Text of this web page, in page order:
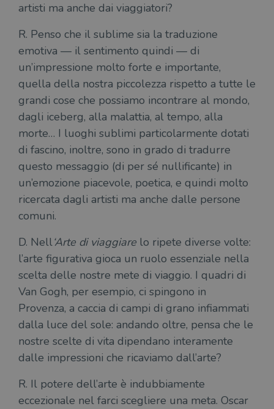
artisti ma anche dai viaggiatori?
R. Penso che il sublime sia la traduzione
emotiva — il sentimento quindi — di
un’impressione molto forte e importante,
quella della nostra piccolezza rispetto a tutte le
grandi cose che possiamo incontrare al mondo,
dagli iceberg, alla malattia, al tempo, alla
morte… I luoghi sublimi particolarmente dotati
di fascino, inoltre, sono in grado di tradurre
questo messaggio (di per sé nullificante) in
un’emozione piacevole, poetica, e quindi molto
ricercata dagli artisti ma anche dalle persone
comuni.
D. Nell‘Arte di viaggiare lo ripete diverse volte:
l’arte figurativa gioca un ruolo essenziale nella
scelta delle nostre mete di viaggio. I quadri di
Van Gogh, per esempio, ci spingono in
Provenza, a caccia di campi di grano infiammati
dalla luce del sole: andando oltre, pensa che le
nostre scelte di vita dipendano interamente
dalle impressioni che ricaviamo dall’arte?
R. Il potere dell’arte è indubbiamente
eccezionale nel farci scegliere una meta. Oscar